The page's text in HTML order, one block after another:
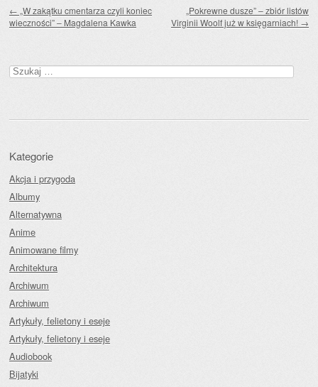
← „W zakątku cmentarza czyli koniec
wieczności” – Magdalena Kawka
„Pokrewne dusze” – zbiór listów
Virginii Woolf już w księgarniach! →
Szukaj:
Kategorie
Akcja i przygoda
Albumy
Alternatywna
Anime
Animowane filmy
Architektura
Archiwum
Archiwum
Artykuły, felietony i eseje
Artykuły, felietony i eseje
Audiobook
Bijatyki